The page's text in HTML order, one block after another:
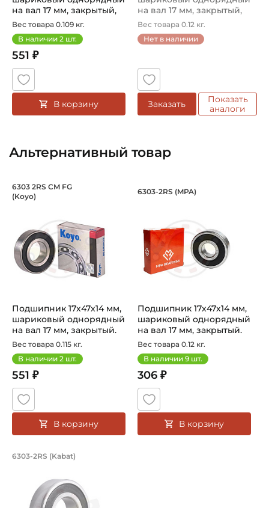
Цилиндрическое
Вид уплотнения:
Уплотнение 2RS
Способ фиксации на вал:
Натяг
Сепаратор:
Смазка:
Смазка на весь срок службы
Страна происхождения:
Япония
на вал 17 мм, закрытый,
уве...
Вес товара 0.109 кг.
В наличии 2 шт.
551 ₽
В корзину
на вал 17 мм, закрытый,
уве...
Вес товара 0.12 кг.
Нет в наличии
Заказать
Показать
аналоги
Альтернативный товар
Подшипник 17х47х14 мм, шариковый
Подшипник шариковый закрытый номер 6303 2RS CM
6303 2RS CM FG
(Koyo)
Подшипник 17х47х14 мм,
шариковый однорядный
на вал 17 мм, закрытый.
Арт...
Вес товара 0.115 кг.
В наличии 2 шт.
551 ₽
В корзину
Подшипник
6303-2RS (MPA)
Подшипник 17х47х14 мм,
шариковый однорядный
на вал 17 мм, закрытый.
Арт...
Вес товара 0.12 кг.
В наличии 9 шт.
306 ₽
В корзину
Подшипник 17х47х14 мм, шариковый
6303-2RS (Kabat)